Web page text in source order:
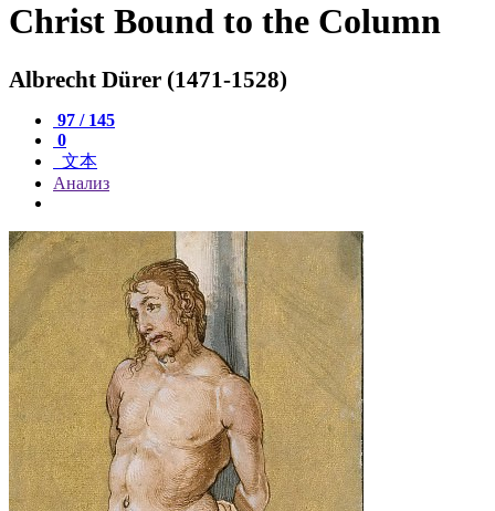
Christ Bound to the Column
Albrecht Dürer (1471-1528)
97 / 145
0
文本
Анализ